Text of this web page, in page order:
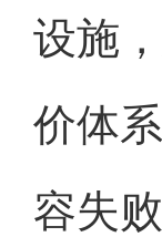
设施
价体
容失